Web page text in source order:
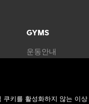
GYMS
운동안내
키를 활성화하지 않는 이